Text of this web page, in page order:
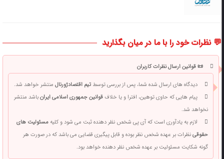
💬 نظرات خود را با ما در میان بگذارید
📜 قوانین ارسال نظرات کاربران
دیدگاه های ارسال شده شما، پس از بررسی توسطتیم اقتصادژورنالمنتشر خواهد شد.
پیام هایی که حاوی توهین، افترا و یا خلافقوانین جمهوری اسلامی ایرانباشد منتشر
نخواهد شد.
لازم به یادآوری است که آی پی شخص نظر دهنده ثبت می شود و کلیهمسئولیت های
حقوقینظرات بر عهده شخص نظر بوده و قابل پیگیری قضایی می باشد که در صورت هر
گونه شکایت مسئولیت بر عهده شخص نظر دهنده خواهد بود.